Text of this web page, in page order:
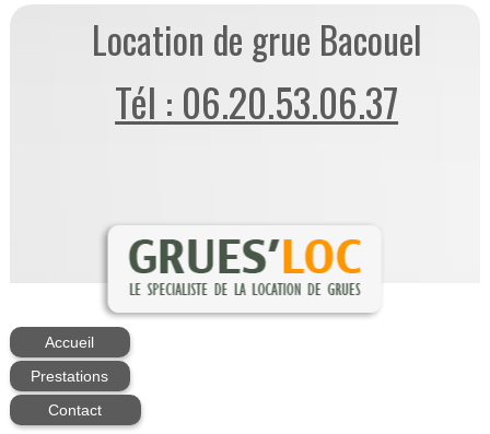
Location de grue Bacouel
Tél : 06.20.53.06.37
Accueil
Prestations
Contact